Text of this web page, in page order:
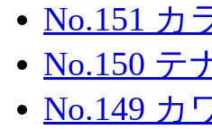
No.151 カ
No.150 テ
No.149 カ